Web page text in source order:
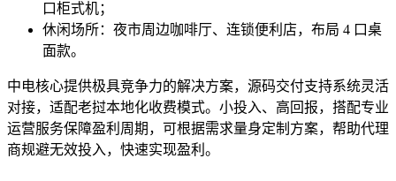
口柜式机；
休闲场所：夜市周边咖啡厅、连锁便利店，布局 4 口桌
面款。
中电核心提供极具竞争力的解决方案，源码交付支持系统灵活
对接，适配老挝本地化收费模式。小投入、高回报，搭配专业
运营服务保障盈利周期，可根据需求量身定制方案，帮助代理
商规避无效投入，快速实现盈利。